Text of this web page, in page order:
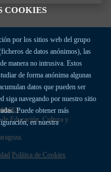
COOKIES
por los sitios web del grupo
de datos anónimos), las
manera no intrusiva. Estos
de forma anónima algunas
datos que pueden ser
siga navegando por nuestro sitio
Puede obtener más
en nuestra
Educación, Cultura y
Política de Cookies